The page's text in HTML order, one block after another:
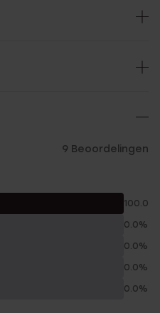
9 Beoordelingen
100.0%
0.0%
0.0%
0.0%
0.0%